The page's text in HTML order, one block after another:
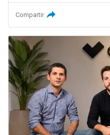
Compartir